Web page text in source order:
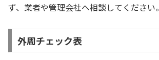
ず、業者や管理会社へ相談してください。
外周チェック表